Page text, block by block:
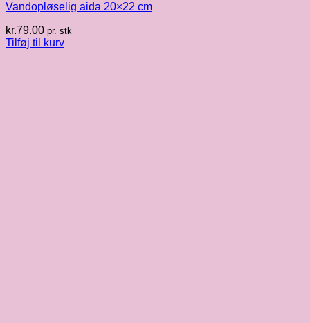
Vandopløselig aida 20×22 cm
kr.79.00 pr. stk
Tilføj til kurv